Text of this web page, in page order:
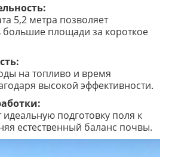
5,2 метра позволяет
большие площади за короткое
на топливо и время
высокой эффективности.
подготовку поля к
естественный баланс почвы.